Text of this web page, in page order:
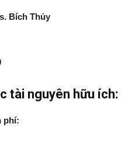
Bích Thủy
tài nguyên hữu ích:
phí: